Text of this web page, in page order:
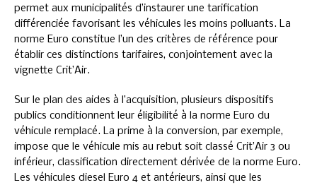
permet aux municipalités d’instaurer une tarification
différenciée favorisant les véhicules les moins polluants. La
norme Euro constitue l’un des critères de référence pour
établir ces distinctions tarifaires, conjointement avec la
vignette Crit’Air.
Sur le plan des aides à l’acquisition, plusieurs dispositifs
publics conditionnent leur éligibilité à la norme Euro du
véhicule remplacé. La prime à la conversion, par exemple,
impose que le véhicule mis au rebut soit classé Crit’Air 3 ou
inférieur, classification directement dérivée de la norme Euro.
Les véhicules diesel Euro 4 et antérieurs, ainsi que les